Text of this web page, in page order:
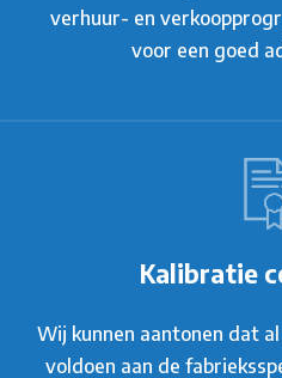
verhuur- en
voor een goed
Kalibratie
Wij kunnen aantonen dat
voldoen aan de